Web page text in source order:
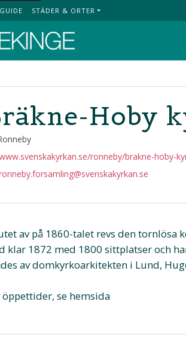
STÄDER & ORTER
Hoby
ronneby/brakne-hoby-
av på 1860-talet revs den tornlösa
klar 1872 med 1800 sittplatser och
av domkyrkoarkitekten i Lund,
öppettider, se hemsida